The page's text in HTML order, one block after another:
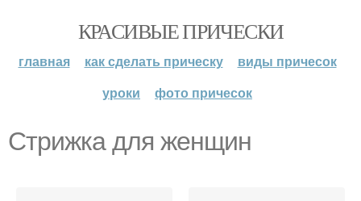
КРАСИВЫЕ ПРИЧЕСКИ
главная как сделать прическу
виды причесок
уроки
фото причесок
Стрижка для женщин